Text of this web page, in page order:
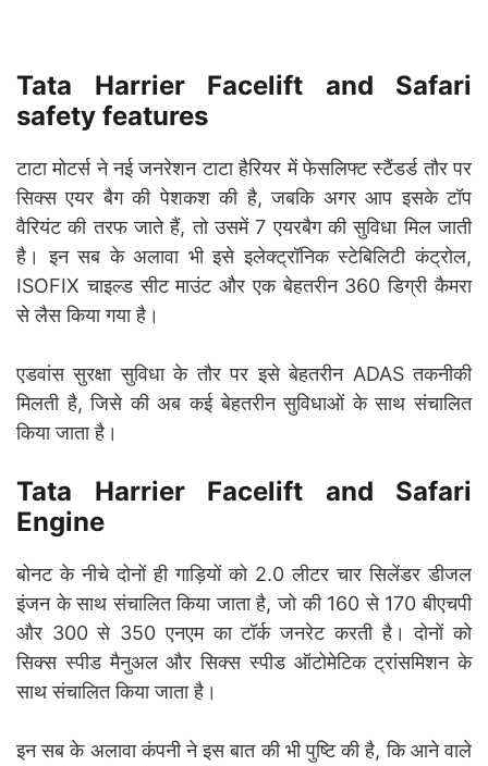
Tata Harrier Facelift and Safari
safety features
टाटा मोटर्स ने नई जनरेशन टाटा हैरियर में फेसलिफ्ट स्टैंडर्ड तौर पर
सिक्स एयर बैग की पेशकश की है, जबकि अगर आप इसके टॉप
वैरियंट की तरफ जाते हैं, तो उसमें 7 एयरबैग की सुविधा मिल जाती
है। इन सब के अलावा भी इसे इलेक्ट्रॉनिक स्टेबिलिटी कंट्रोल,
ISOFIX चाइल्ड सीट माउंट और एक बेहतरीन 360 डिग्री कैमरा
से लैस किया गया है।
एडवांस सुरक्षा सुविधा के तौर पर इसे बेहतरीन ADAS तकनीकी
मिलती है, जिसे की अब कई बेहतरीन सुविधाओं के साथ संचालित
किया जाता है।
Tata Harrier Facelift and Safari
Engine
बोनट के नीचे दोनों ही गाड़ियों को 2.0 लीटर चार सिलेंडर डीजल
इंजन के साथ संचालित किया जाता है, जो की 160 से 170 बीएचपी
और 300 से 350 एनएम का टॉर्क जनरेट करती है। दोनों को
सिक्स स्पीड मैनुअल और सिक्स स्पीड ऑटोमेटिक ट्रांसमिशन के
साथ संचालित किया जाता है।
इन सब के अलावा कंपनी ने इस बात की भी पुष्टि की है, कि आने वाले